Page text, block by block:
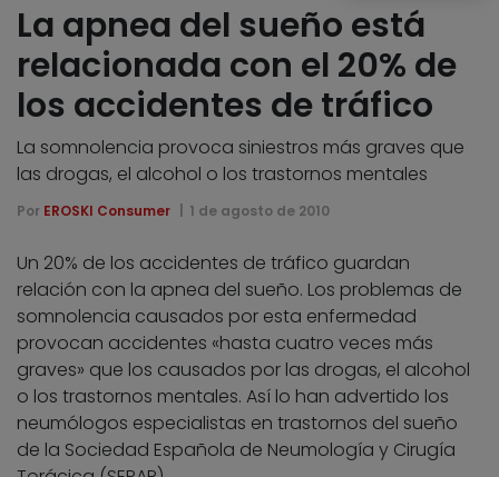
La apnea del sueño está
relacionada con el 20% de
los accidentes de tráfico
La somnolencia provoca siniestros más graves que
las drogas, el alcohol o los trastornos mentales
Por EROSKI Consumer 1 de agosto de 2010
Un 20% de los accidentes de tráfico guardan
relación con la apnea del sueño. Los problemas de
somnolencia causados por esta enfermedad
provocan accidentes «hasta cuatro veces más
graves» que los causados por las drogas, el alcohol
o los trastornos mentales. Así lo han advertido los
neumólogos especialistas en trastornos del sueño
de la Sociedad Española de Neumología y Cirugía